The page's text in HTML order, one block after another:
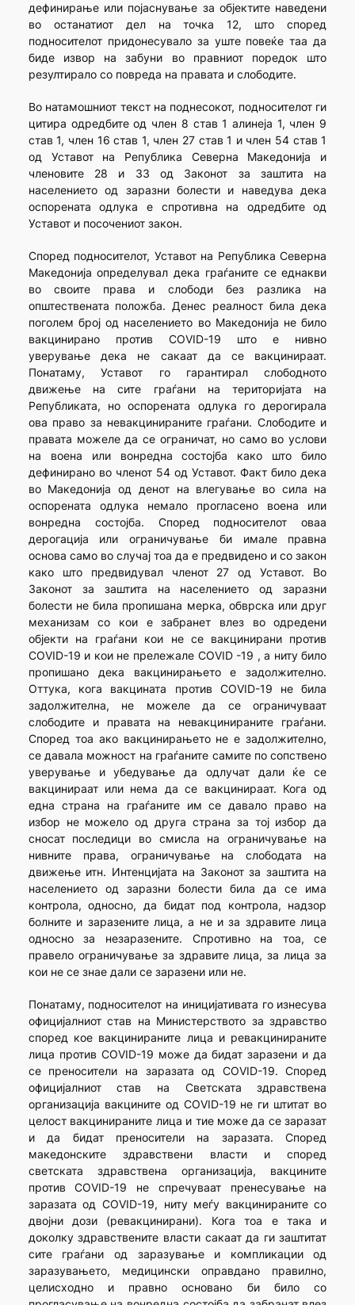
дефинирање или појаснување за објектите наведени
во останатиот дел на точка 12, што според
подносителот придонесувало за уште повеќе таа да
биде извор на забуни во правниот поредок што
резултирало со повреда на правата и слободите.
Во натамошниот текст на поднесокот, подносителот ги
цитира одредбите од член 8 став 1 алинеја 1, член 9
став 1, член 16 став 1, член 27 став 1 и член 54 став 1
од Уставот на Република Северна Македонија и
членовите 28 и 33 од Законот за заштита на
населението од заразни болести и наведува дека
оспорената одлука е спротивна на одредбите од
Уставот и посочениот закон.
Според подносителот, Уставот на Република Северна
Македонија определувал дека граѓаните се еднакви
во своите права и слободи без разлика на
општествената положба. Денес реалност била дека
поголем број од населението во Македонија не било
вакцинирано против COVID-19 што е нивно
уверување дека не сакаат да се вакцинираат.
Понатаму, Уставот го гарантирал слободното
движење на сите граѓани на територијата на
Републиката, но оспорената одлука го дерогирала
ова право за невакцинираните граѓани. Слободите и
правата можеле да се ограничат, но само во услови
на воена или вонредна состојба како што било
дефинирано во членот 54 од Уставот. Факт било дека
во Македонија од денот на влегување во сила на
оспорената одлука немало прогласено воена или
вонредна состојба. Според подносителот оваа
дерогација или ограничување би имале правна
основа само во случај тоа да е предвидено и со закон
како што предвидувал членот 27 од Уставот. Во
Законот за заштита на населението од заразни
болести не била пропишана мерка, обврска или друг
механизам со кои е забранет влез во одредени
објекти на граѓани кои не се вакцинирани против
COVID-19 и кои не прележале COVID -19 , а ниту било
пропишано дека вакцинирањето е задолжително.
Оттука, кога вакцината против COVID-19 не била
задолжителна, не можеле да се ограничуваат
слободите и правата на невакцинираните граѓани.
Според тоа ако вакцинирањето не е задолжително,
се давала можност на граѓаните самите по сопствено
уверување и убедување да одлучат дали ќе се
вакцинираат или нема да се вакцинираат. Кога од
една страна на граѓаните им се давало право на
избор не можело од друга страна за тој избор да
сносат последици во смисла на ограничување на
нивните права, ограничување на слободата на
движење итн. Интенцијата на Законот за заштита на
населението од заразни болести била да се има
контрола, односно, да бидат под контрола, надзор
болните и заразените лица, а не и за здравите лица
односно за незаразените. Спротивно на тоа, се
правело ограничување за здравите лица, за лица за
кои не се знае дали се заразени или не.
Понатаму, подносителот на иницијативата го изнесува
официјалниот став на Министерството за здравство
според кое вакцинираните лица и ревакцинираните
лица против COVID-19 може да бидат заразени и да
се преносители на заразата од COVID-19. Според
официјалниот став на Светската здравствена
организација вакцините од COVID-19 не ги штитат во
целост вакцинираните лица и тие може да се заразат
и да бидат преносители на заразата. Според
македонските здравствени власти и според
светската здравствена организација, вакцините
против COVID-19 не спречуваат пренесување на
заразата од COVID-19, ниту меѓу вакцинираните со
двојни дози (ревакцинирани). Кога тоа е така и
доколку здравствените власти сакаат да ги заштитат
сите граѓани од заразување и компликации од
заразувањето, медицински оправдано правилно,
целисходно и правно основано би било со